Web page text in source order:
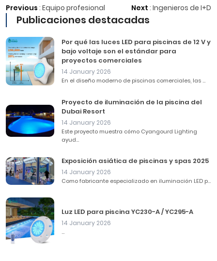
Previous : Equipo profesional Next : Ingenieros de I+D
Publicaciones destacadas
Por qué las luces LED para piscinas de 12 V y
bajo voltaje son el estándar para
proyectos comerciales
14 January 2026
En el diseño moderno de piscinas comerciales, las ...
Proyecto de iluminación de la piscina del
Dubai Resort
14 January 2026
Este proyecto muestra cómo Cyangourd Lighting
ayud...
Exposición asiática de piscinas y spas 2025
14 January 2026
Como fabricante especializado en iluminación LED p...
Luz LED para piscina YC230-A / YC295-A
14 January 2026
...